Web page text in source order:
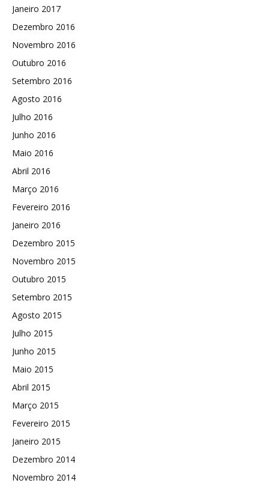
Janeiro 2017
Dezembro 2016
Novembro 2016
Outubro 2016
Setembro 2016
Agosto 2016
Julho 2016
Junho 2016
Maio 2016
Abril 2016
Março 2016
Fevereiro 2016
Janeiro 2016
Dezembro 2015
Novembro 2015
Outubro 2015
Setembro 2015
Agosto 2015
Julho 2015
Junho 2015
Maio 2015
Abril 2015
Março 2015
Fevereiro 2015
Janeiro 2015
Dezembro 2014
Novembro 2014